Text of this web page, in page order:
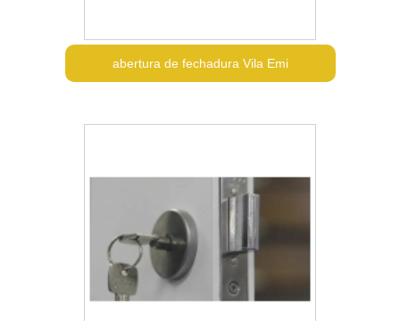
abertura de fechadura Vila Emi